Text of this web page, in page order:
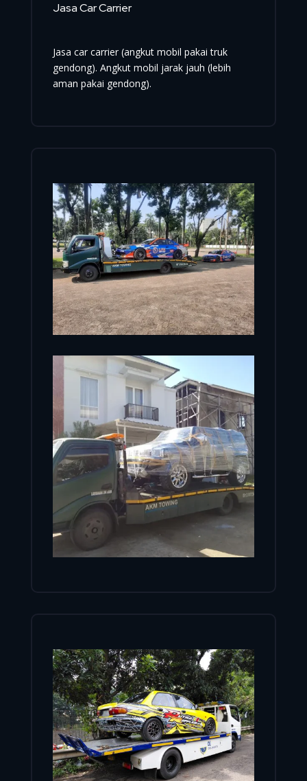
Jasa Car Carrier
Jasa car carrier (angkut mobil pakai truk
gendong). Angkut mobil jarak jauh (lebih
aman pakai gendong).